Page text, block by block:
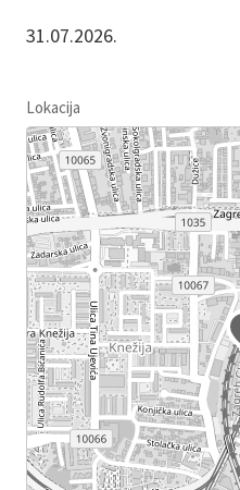
31.07.2026.
Lokacija